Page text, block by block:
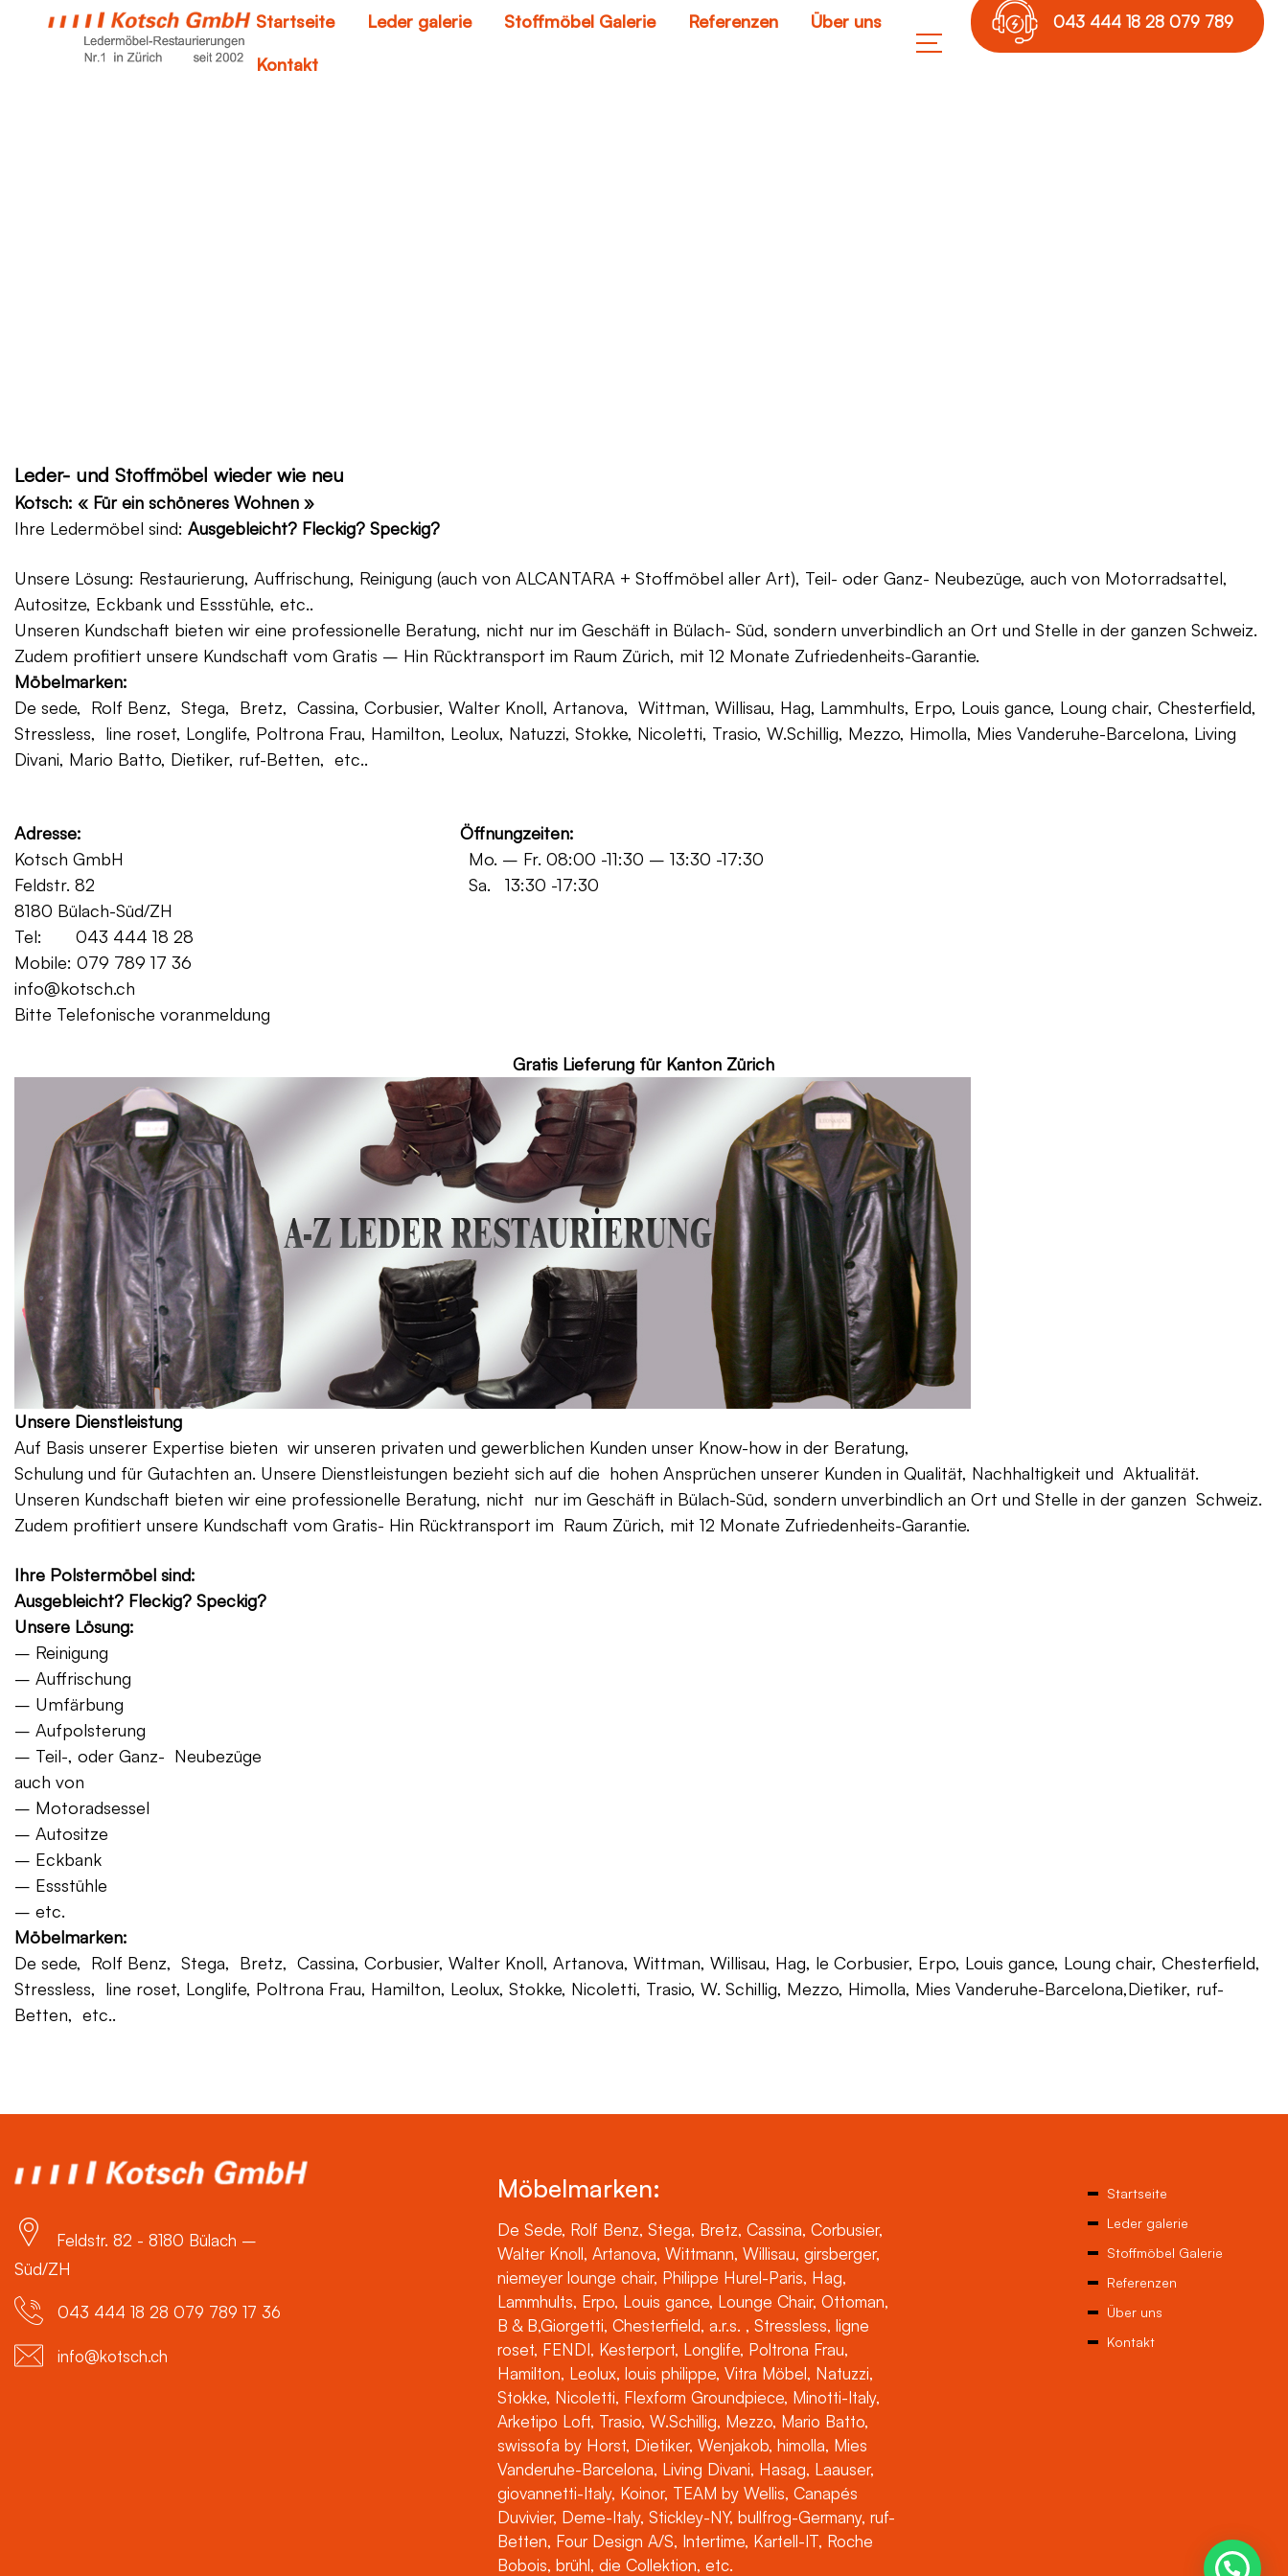
Startseite Leder galerie Stoffmöbel Galerie Referenzen Über uns
Kontakt
043 444 18 28 079 789
Leder- und Stoffmöbel wieder wie neu
Kotsch: « Für ein schöneres Wohnen »
Ihre Ledermöbel sind: Ausgebleicht? Fleckig? Speckig?
Unsere Lösung: Restaurierung, Auffrischung, Reinigung (auch von ALCANTARA + Stoffmöbel aller Art), Teil- oder Ganz- Neubezüge, auch von Motorradsattel,
Autositze, Eckbank und Essstühle, etc..
Unseren Kundschaft bieten wir eine professionelle Beratung, nicht nur im Geschäft in Bülach- Süd, sondern unverbindlich an Ort und Stelle in der ganzen Schweiz.
Zudem profitiert unsere Kundschaft vom Gratis – Hin Rücktransport im Raum Zürich, mit 12 Monate Zufriedenheits-Garantie.
Möbelmarken:
De sede, Rolf Benz, Stega, Bretz, Cassina, Corbusier, Walter Knoll, Artanova, Wittman, Willisau, Hag, Lammhults, Erpo, Louis gance, Loung chair, Chesterfield,
Stressless, line roset, Longlife, Poltrona Frau, Hamilton, Leolux, Natuzzi, Stokke, Nicoletti, Trasio, W.Schillig, Mezzo, Himolla, Mies Vanderuhe-Barcelona, Living
Divani, Mario Batto, Dietiker, ruf-Betten, etc..
Adresse:
Öffnungzeiten:
Kotsch GmbH Mo. – Fr. 08:00 -11:30 – 13:30 -17:30
Feldstr. 82 Sa. 13:30 -17:30
8180 Bülach-Süd/ZH
Tel: 043 444 18 28
Mobile: 079 789 17 36
info@kotsch.ch
Bitte Telefonische voranmeldung
Gratis Lieferung für Kanton Zürich
Unsere Dienstleistung
Auf Basis unserer Expertise bieten wir unseren privaten und gewerblichen Kunden unser Know-how in der Beratung,
Schulung und für Gutachten an. Unsere Dienstleistungen bezieht sich auf die hohen Ansprüchen unserer Kunden in Qualität, Nachhaltigkeit und Aktualität.
Unseren Kundschaft bieten wir eine professionelle Beratung, nicht nur im Geschäft in Bülach-Süd, sondern unverbindlich an Ort und Stelle in der ganzen Schweiz.
Zudem profitiert unsere Kundschaft vom Gratis- Hin Rücktransport im Raum Zürich, mit 12 Monate Zufriedenheits-Garantie.
Ihre Polstermöbel sind:
Ausgebleicht? Fleckig? Speckig?
Unsere Lösung:
– Reinigung
– Auffrischung
– Umfärbung
– Aufpolsterung
– Teil-, oder Ganz- Neubezüge
auch von
– Motoradsessel
– Autositze
– Eckbank
– Essstühle
– etc.
Möbelmarken:
De sede, Rolf Benz, Stega, Bretz, Cassina, Corbusier, Walter Knoll, Artanova, Wittman, Willisau, Hag, le Corbusier, Erpo, Louis gance, Loung chair, Chesterfield,
Stressless, line roset, Longlife, Poltrona Frau, Hamilton, Leolux, Stokke, Nicoletti, Trasio, W. Schillig, Mezzo, Himolla, Mies Vanderuhe-Barcelona,Dietiker, ruf-
Betten, etc..
Feldstr. 82 - 8180 Bülach –
Süd/ZH
043 444 18 28 079 789 17 36
info@kotsch.ch
Möbelmarken:
De Sede, Rolf Benz, Stega, Bretz, Cassina, Corbusier,
Walter Knoll, Artanova, Wittmann, Willisau, girsberger,
niemeyer lounge chair, Philippe Hurel-Paris, Hag,
Lammhults, Erpo, Louis gance, Lounge Chair, Ottoman,
B & B,Giorgetti, Chesterfield, a.r.s. , Stressless, ligne
roset, FENDI, Kesterport, Longlife, Poltrona Frau,
Hamilton, Leolux, louis philippe, Vitra Möbel, Natuzzi,
Stokke, Nicoletti, Flexform Groundpiece, Minotti-Italy,
Arketipo Loft, Trasio, W.Schillig, Mezzo, Mario Batto,
swissofa by Horst, Dietiker, Wenjakob, himolla, Mies
Vanderuhe-Barcelona, Living Divani, Hasag, Laauser,
giovannetti-Italy, Koinor, TEAM by Wellis, Canapés
Duvivier, Deme-Italy, Stickley-NY, bullfrog-Germany, ruf-
Betten, Four Design A/S, Intertime, Kartell-IT, Roche
Bobois, brühl, die Collektion, etc.
Startseite
Leder galerie
Stoffmöbel Galerie
Referenzen
Über uns
Kontakt